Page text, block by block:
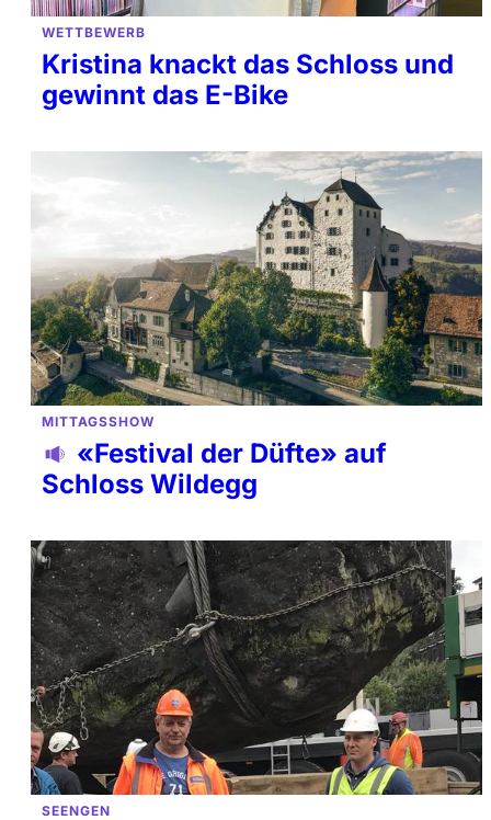
WETTBEWERB
Kristina knackt das Schloss und
gewinnt das E-Bike
MITTAGSSHOW
«Festival der Düfte» auf
Schloss Wildegg
SEENGEN